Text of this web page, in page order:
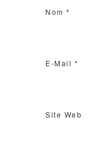
Nom*
E-Mail *
Site Web